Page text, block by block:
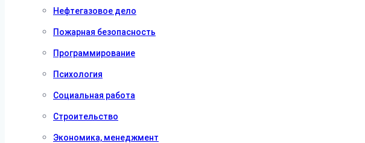
Нефтегазовое дело
Пожарная безопасность
Программирование
Психология
Социальная работа
Строительство
Экономика, менеджмент